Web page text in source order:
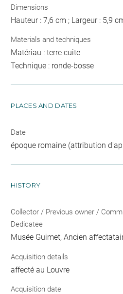
Dimensions
Hauteur : 7,6 cm ; Largeur : 5,9
Materials and techniques
Matériau : terre cuite
Technique : ronde-bosse
PLACES AND DATES
Date
époque romaine (attribution
HISTORY
Collector / Previous owner /
Dedicatee
Musée Guimet, Ancien
Acquisition details
affecté au Louvre
Acquisition date